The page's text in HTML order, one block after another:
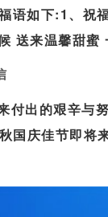
语如下:1、祝
送来温馨甜
付出的艰辛与
国庆佳节即将